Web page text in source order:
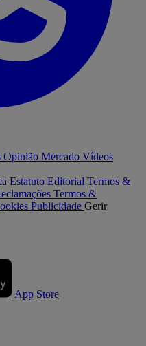
Opinião Mercado Vídeos
Estatuto Editorial Termos &
Termos &
Publicidade Gerir
App Store